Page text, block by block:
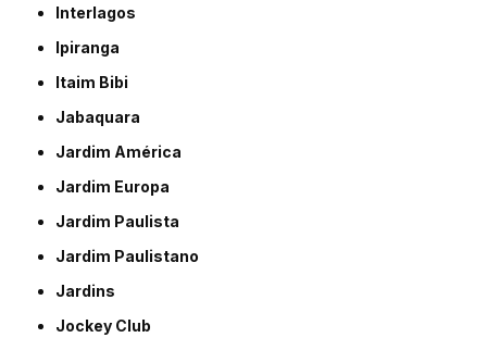
Interlagos
Ipiranga
Itaim Bibi
Jabaquara
Jardim América
Jardim Europa
Jardim Paulista
Jardim Paulistano
Jardins
Jockey Club